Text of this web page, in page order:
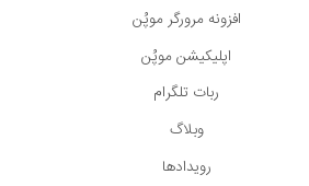
افزونه مرورگر موپُن
اپلیکیشن موپُن
ربات تلگرام
وبلاگ
رویدادها